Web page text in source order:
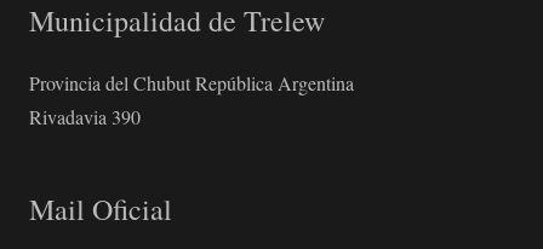
Municipalidad de Trelew
Provincia del Chubut República Argentina
Rivadavia 390
Mail Oficial